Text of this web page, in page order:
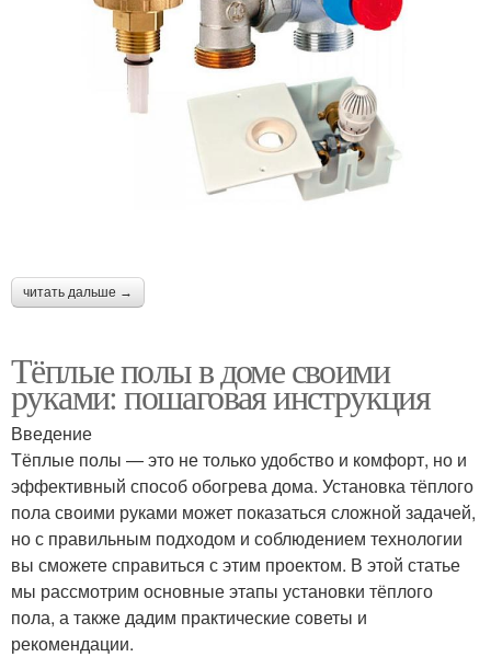
читать дальше →
Тёплые полы в доме своими
руками: пошаговая инструкция
Введение
Тёплые полы — это не только удобство и комфорт, но и
эффективный способ обогрева дома. Установка тёплого
пола своими руками может показаться сложной задачей,
но с правильным подходом и соблюдением технологии
вы сможете справиться с этим проектом. В этой статье
мы рассмотрим основные этапы установки тёплого
пола, а также дадим практические советы и
рекомендации.